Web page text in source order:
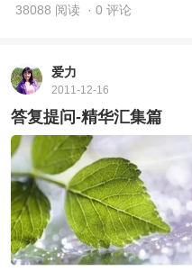
38088 阅读 · 0 评论
爱力
2011-12-16
答复提问-精华汇集篇